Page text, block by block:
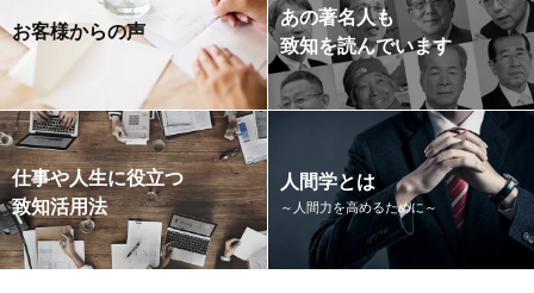
お客様からの声
あの著名人も
致知を読んでいます
仕事や人生に役立つ
致知活用法
人間学とは
～人間力を高めるために～